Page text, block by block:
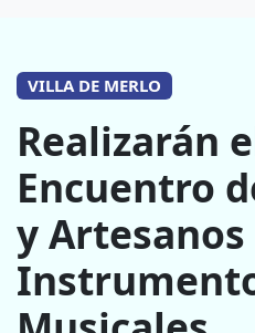
VILLA DE MERLO
Realizarán
Encuentro
y Artesanos